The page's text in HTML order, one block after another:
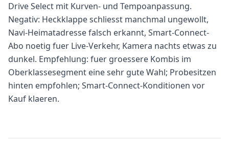
Drive Select mit Kurven- und Tempoanpassung.
Negativ: Heckklappe schliesst manchmal ungewollt,
Navi-Heimatadresse falsch erkannt, Smart-Connect-
Abo noetig fuer Live-Verkehr, Kamera nachts etwas zu
dunkel. Empfehlung: fuer groessere Kombis im
Oberklassesegment eine sehr gute Wahl; Probesitzen
hinten empfohlen; Smart-Connect-Konditionen vor
Kauf klaeren.